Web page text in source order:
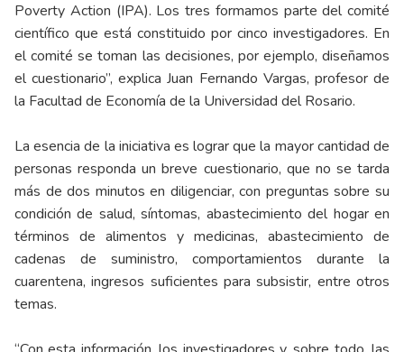
Poverty Action (IPA). Los tres formamos parte del comité
científico que está constituido por cinco investigadores. En
el comité se toman las decisiones, por ejemplo, diseñamos
el cuestionario”, explica Juan Fernando Vargas, profesor de
la Facultad de Economía de la Universidad del Rosario.
La esencia de la iniciativa es lograr que la mayor cantidad de
personas responda un breve cuestionario, que no se tarda
más de dos minutos en diligenciar, con preguntas sobre su
condición de salud, síntomas, abastecimiento del hogar en
términos de alimentos y medicinas, abastecimiento de
cadenas de suministro, comportamientos durante la
cuarentena, ingresos suficientes para subsistir, entre otros
temas.